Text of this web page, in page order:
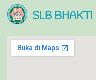
SLB BHAKTI